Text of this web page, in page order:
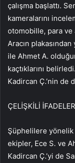
çalışma başlattı.
kameralarını
otomobille, para ve
Aracın
ile Ahmet A.
kaçtıklarını
Kadircan Ç.’nin de
ÇELİŞKİLİ İFADELER
Şüphelilere yönelik
ekipler, Ece S. ve
Kadircan Ç.’yi de